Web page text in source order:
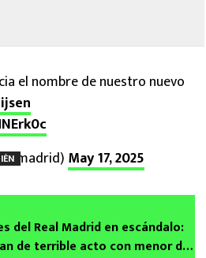
el nombre de nuestro nuevo
May 17, 2025
del Real Madrid en escándalo:
de terrible acto con menor de